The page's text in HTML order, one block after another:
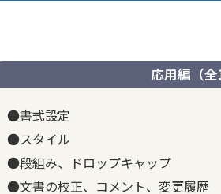
応用編（全
●書式設定
●スタイル
●段組み、ドロップキャップ
●文書の校正、コメント、変更履歴